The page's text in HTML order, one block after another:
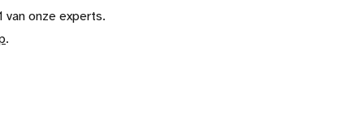
van onze experts.
.